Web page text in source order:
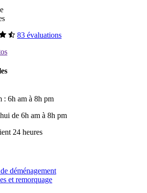
83 évaluations
: 6h am à 8h pm
de 6h am à 8h pm
24 heures
déménagement
et remorquage